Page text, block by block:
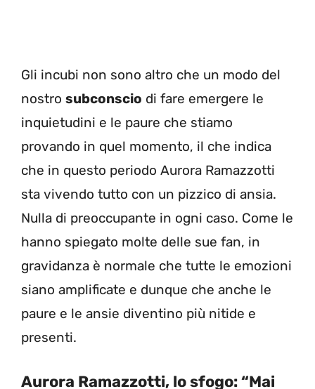
Gli incubi non sono altro che un modo del
nostro subconscio di fare emergere le
inquietudini e le paure che stiamo
provando in quel momento, il che indica
che in questo periodo Aurora Ramazzotti
sta vivendo tutto con un pizzico di ansia.
Nulla di preoccupante in ogni caso. Come le
hanno spiegato molte delle sue fan, in
gravidanza è normale che tutte le emozioni
siano amplificate e dunque che anche le
paure e le ansie diventino più nitide e
presenti.
Aurora Ramazzotti, lo sfogo: “Mai